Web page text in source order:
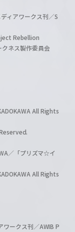
ィアワークス刊／S
Rebellion
ネス製作委員会
All Rights
／「プリズマ☆イ
All Rights
ークス刊／AWIB P